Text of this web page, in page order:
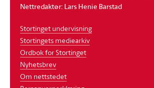
Nettredaktør: Lars Henie Barstad
Stortinget undervisning
Stortingets mediearkiv
Ordbok for Stortinget
Nyhetsbrev
Om nettstedet